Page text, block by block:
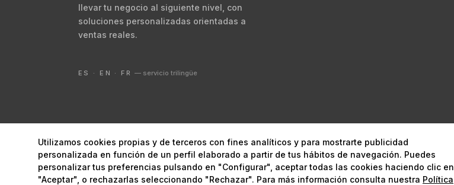
llevar tu negocio al siguiente nivel, con
soluciones personalizadas orientadas a
ventas reales.
ES · EN · FR— servicio trilingüe
© 2026 Digital Marketing Lanzarote ·Marketing estratégico y digital
Utilizamos cookies propias y de terceros con fines analíticos y para mostrarte publicidad
personalizada en función de un perfil elaborado a partir de tus hábitos de navegación. Puedes
personalizar tus preferencias pulsando en "Configurar", aceptar todas las cookies haciendo clic en
"Aceptar", o rechazarlas seleccionando "Rechazar". Para más información consulta nuestra Política